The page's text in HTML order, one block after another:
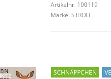
Artikelnr. 190119
Marke: STRÖH
SCHNÄPPCHEN